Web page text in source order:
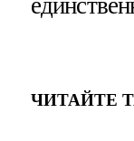
ЧИТАЙТЕ